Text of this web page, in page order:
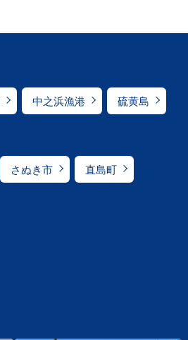
中之浜漁港 硫黄島
さぬき市 直島町